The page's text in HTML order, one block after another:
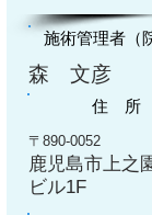
施術管理者（
森 文彦
住 所
〒890-0052
鹿児島市上之
ビル1F